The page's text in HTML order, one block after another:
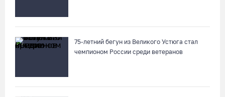
75-летний бегун из Великого Устюга стал
чемпионом России среди ветеранов